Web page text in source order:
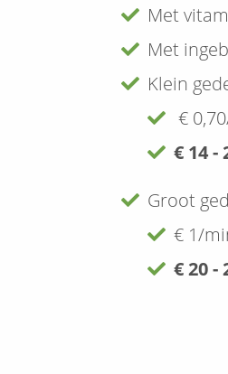
Met
Met
Klein
€
€ 14 -
Groot
€ 1/
€ 20 -